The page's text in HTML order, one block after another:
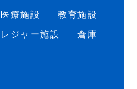
医療施設
教育施設
レジャー施設
倉庫